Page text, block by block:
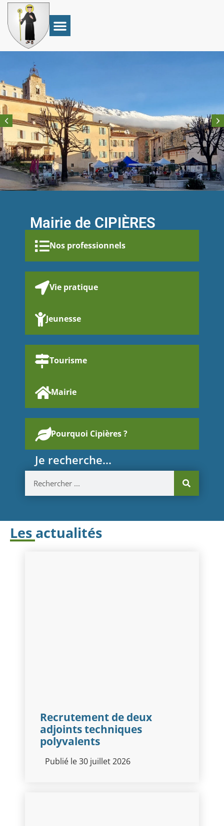
Mairie de CIPIÈRES
Nos professionnels
Vie pratique
Jeunesse
Tourisme
Mairie
Pourquoi Cipières ?
Je recherche...
Les actualités
Recrutement de deux
adjoints techniques
polyvalents
Publié le 30 juillet 2026